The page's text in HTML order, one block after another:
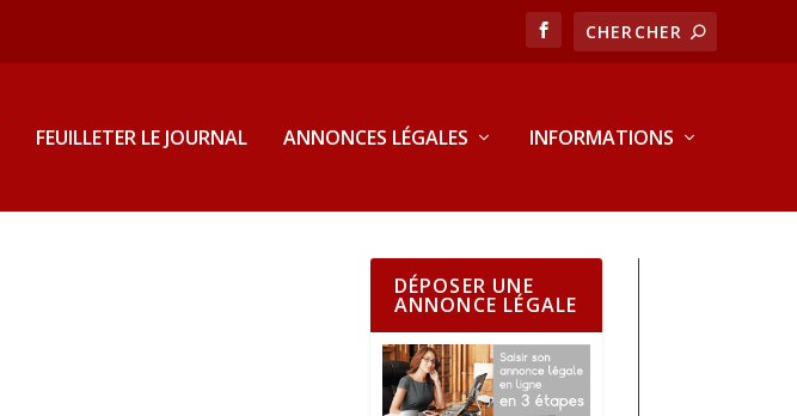
FEUILLETER LE JOURNAL ANNONCES LÉGALES INFORMATIONS
DÉPOSER UNE
ANNONCE LÉGALE